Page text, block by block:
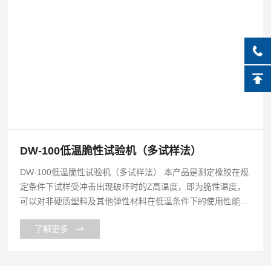
DW-100低温脆性试验机（多试样法）
DW-100低温脆性试验机（多试样法） 本产品是测定橡胶在规
定条件下试样受冲击出现破坏时的Z高温度，即为脆性温度，
可以对非硬质塑料及其他弹性材料在低温条件下的使用性能作
了解更多